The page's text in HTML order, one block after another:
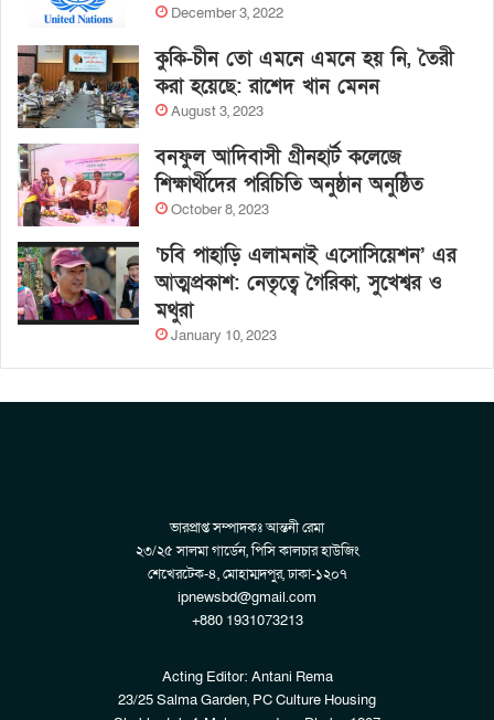
December 3, 2022
কুকি-চীন তো এমনে এমনে হয় নি, তৈরী
করা হয়েছে: রাশেদ খান মেনন
August 3, 2023
বনফুল আদিবাসী গ্রীনহার্ট কলেজে
শিক্ষার্থীদের পরিচিতি অনুষ্ঠান অনুষ্ঠিত
October 8, 2023
‘চবি পাহাড়ি এলামনাই এসোসিয়েশন’ এর
আত্মপ্রকাশ: নেতৃত্বে গৈরিকা, সুখেশ্বর ও
মথুরা
January 10, 2023
ভারপ্রাপ্ত সম্পাদকঃ আন্তনী রেমা
২৩/২৫ সালমা গার্ডেন, পিসি কালচার হাউজিং
শেখেরটেক-৪, মোহাম্মদপুর, ঢাকা-১২০৭
ipnewsbd@gmail.com
+880 1931073213
Acting Editor: Antani Rema
23/25 Salma Garden, PC Culture Housing